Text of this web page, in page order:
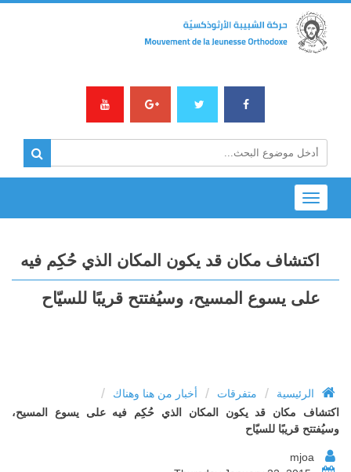
Toggle
navigation
اكتشاف مكان قد يكون المكان الذي حُكِم فيه
على يسوع المسيح، وسيُفتتح قريبًا للسيّاح
الرئيسية / متفرقات / أخبار من هنا وهناك /
اكتشاف مكان قد يكون المكان الذي حُكِم فيه على يسوع المسيح،
وسيُفتتح قريبًا للسيّاح